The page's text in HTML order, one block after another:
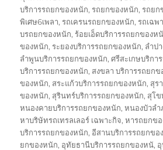
บริการรถยกของหนัก,รถยกของหนัก,รถยก
พิเศษ6เพลา,รถเครนรถยกของหนัก,รถเฉพ
บรถยกของหนัก,ร้อยเอ็ดบริการรถยกของห
ของหนัก,ระยองบริการรถยกของหนัก, ลำป
ลำพูนบริการรถยกของหนัก,ศรีสะเกษบริกา
บริการรถยกของหนัก, สงขลา บริการรถยก
ของหนัก, สระแก้วบริการรถยกของหนัก, สุร
ของหนัก, สุรินทร์บริการรถยกของหนัก, สุโ
หนองคายบริการรถยกของหนัก,หนองบัวล
หาบริษัทรถเทรลเลอร์ เฉพาะกิจ,หารถยกข
บริการรถยกของหนัก, อีสานบริการรถยกขอ
ยกของหนัก, อุทัยธานีบริการรถยกของหนั,